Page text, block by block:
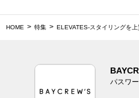
HOME 特集 ELEVATES-スタイリングを
パスワ